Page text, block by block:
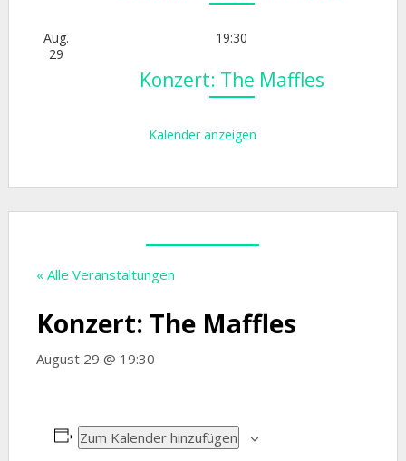
Aug.
29
19:30
Konzert: The Maffles
Kalender anzeigen
« Alle Veranstaltungen
Konzert: The Maffles
August 29 @ 19:30
Zum Kalender hinzufügen